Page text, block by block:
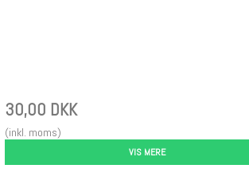
30,00 DKK
(inkl. moms)
VIS MERE